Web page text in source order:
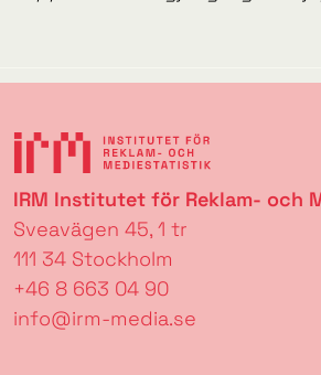
IRM Institutet för Reklam- och
Sveavägen 45, 1 tr
111 34 Stockholm
+46 8 663 04 90
info@irm-media.se